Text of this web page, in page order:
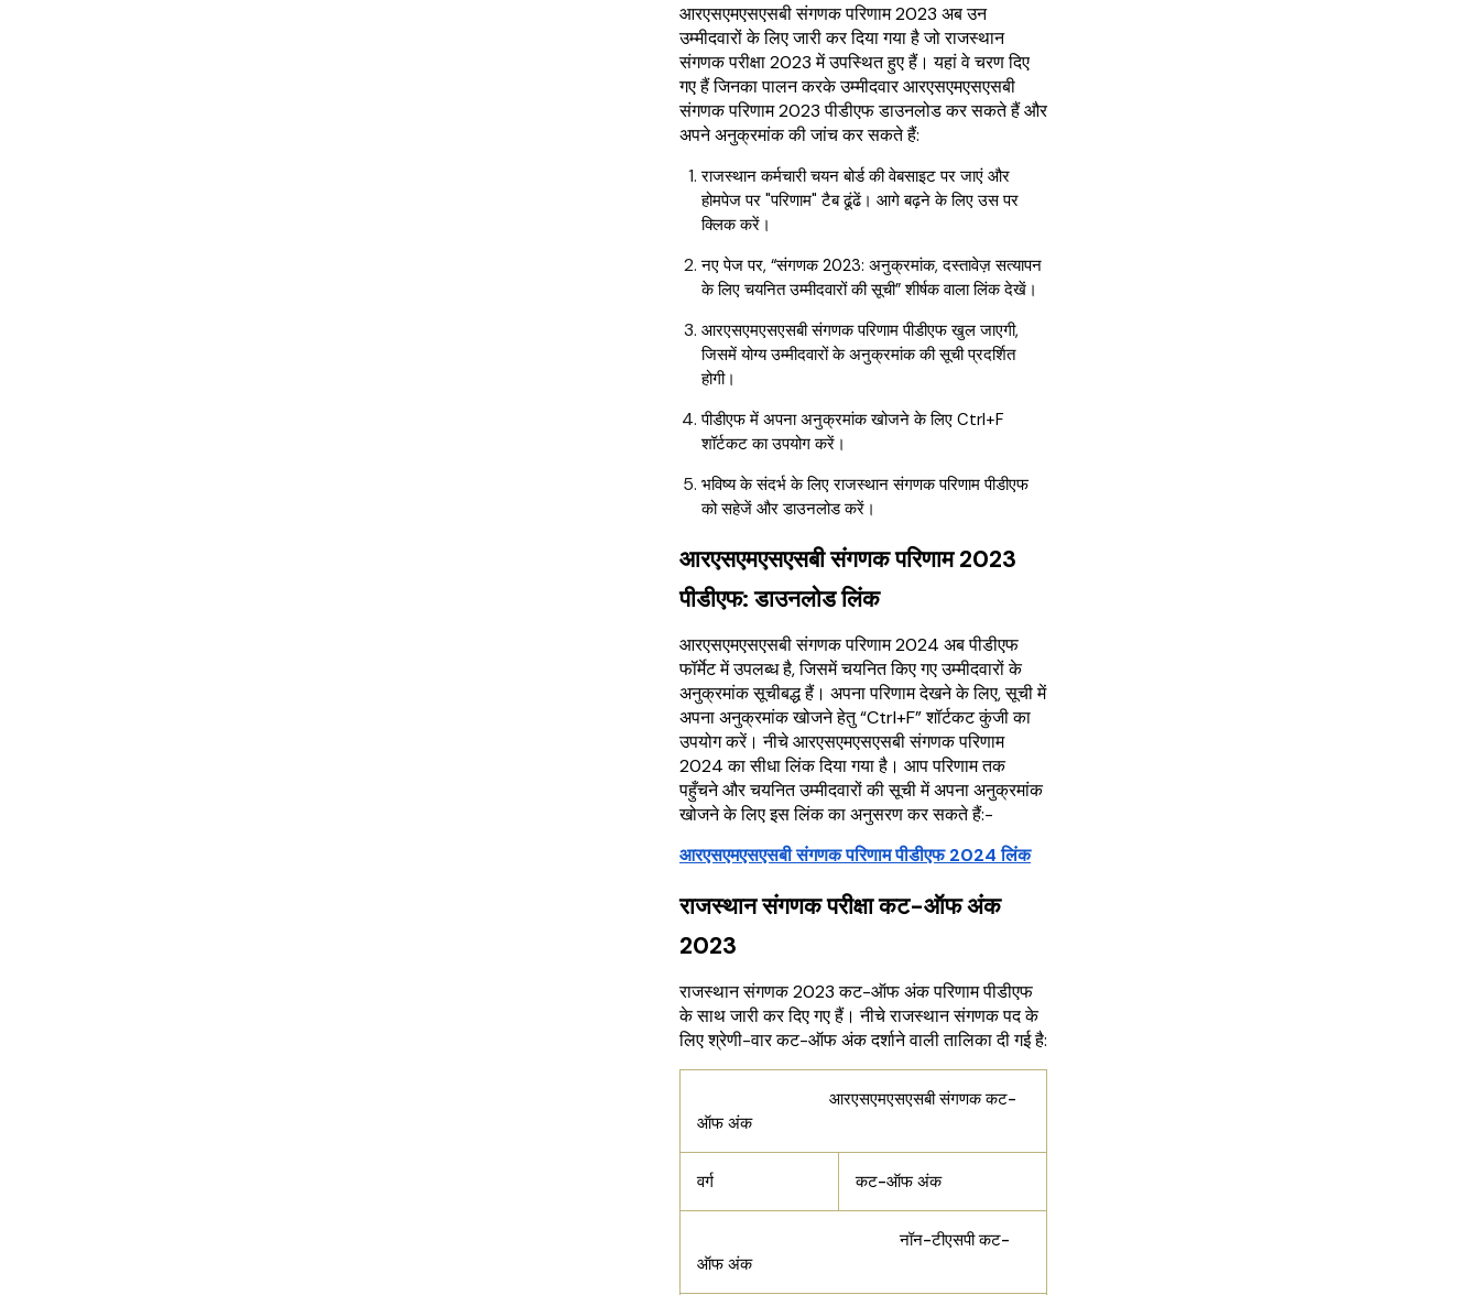
आरएसएमएसएसबी संगणक परिणाम 2023 अब उन
उम्मीदवारों के लिए जारी कर दिया गया है जो राजस्थान
संगणक परीक्षा 2023 में उपस्थित हुए हैं। यहां वे चरण दिए
गए हैं जिनका पालन करके उम्मीदवार आरएसएमएसएसबी
संगणक परिणाम 2023 पीडीएफ डाउनलोड कर सकते हैं और
अपने अनुक्रमांक की जांच कर सकते हैं:
राजस्थान कर्मचारी चयन बोर्ड की वेबसाइट पर जाएं और
होमपेज पर "परिणाम" टैब ढूंढें। आगे बढ़ने के लिए उस पर
क्लिक करें।
नए पेज पर, “संगणक 2023: अनुक्रमांक, दस्तावेज़ सत्यापन
के लिए चयनित उम्मीदवारों की सूची” शीर्षक वाला लिंक देखें।
आरएसएमएसएसबी संगणक परिणाम पीडीएफ खुल जाएगी,
जिसमें योग्य उम्मीदवारों के अनुक्रमांक की सूची प्रदर्शित
होगी।
पीडीएफ में अपना अनुक्रमांक खोजने के लिए Ctrl+F
शॉर्टकट का उपयोग करें।
भविष्य के संदर्भ के लिए राजस्थान संगणक परिणाम पीडीएफ
को सहेजें और डाउनलोड करें।
आरएसएमएसएसबी संगणक परिणाम 2023
पीडीएफ: डाउनलोड लिंक
आरएसएमएसएसबी संगणक परिणाम 2024 अब पीडीएफ
फॉर्मेट में उपलब्ध है, जिसमें चयनित किए गए उम्मीदवारों के
अनुक्रमांक सूचीबद्ध हैं। अपना परिणाम देखने के लिए, सूची में
अपना अनुक्रमांक खोजने हेतु “Ctrl+F” शॉर्टकट कुंजी का
उपयोग करें। नीचे आरएसएमएसएसबी संगणक परिणाम
2024 का सीधा लिंक दिया गया है। आप परिणाम तक
पहुँचने और चयनित उम्मीदवारों की सूची में अपना अनुक्रमांक
खोजने के लिए इस लिंक का अनुसरण कर सकते हैं:-
आरएसएमएसएसबी संगणक परिणाम पीडीएफ 2024 लिंक
राजस्थान संगणक परीक्षा कट-ऑफ अंक
2023
राजस्थान संगणक 2023 कट-ऑफ अंक परिणाम पीडीएफ
के साथ जारी कर दिए गए हैं। नीचे राजस्थान संगणक पद के
लिए श्रेणी-वार कट-ऑफ अंक दर्शाने वाली तालिका दी गई है:
आरएसएमएसएसबी संगणक कट-
ऑफ अंक
वर्ग कट-ऑफ अंक
नॉन-टीएसपी कट-
ऑफ अंक